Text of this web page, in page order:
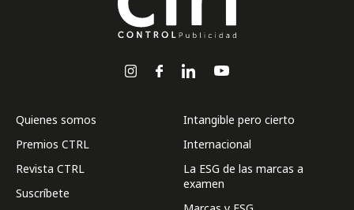
Quienes somos
Premios CTRL
Revista CTRL
Suscríbete
Intangible pero cierto
Internacional
La ESG de las marcas a
examen